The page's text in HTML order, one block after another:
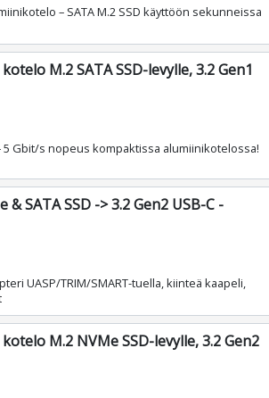
– SATA M.2 SSD käyttöön sekunneissa
M.2 SATA SSD-levylle, 3.2 Gen1
5 Gbit/s nopeus kompaktissa alumiinikotelossa!
& SATA SSD -> 3.2 Gen2 USB-C -
UASP/TRIM/SMART-tuella, kiinteä kaapeli,
M.2 NVMe SSD-levylle, 3.2 Gen2